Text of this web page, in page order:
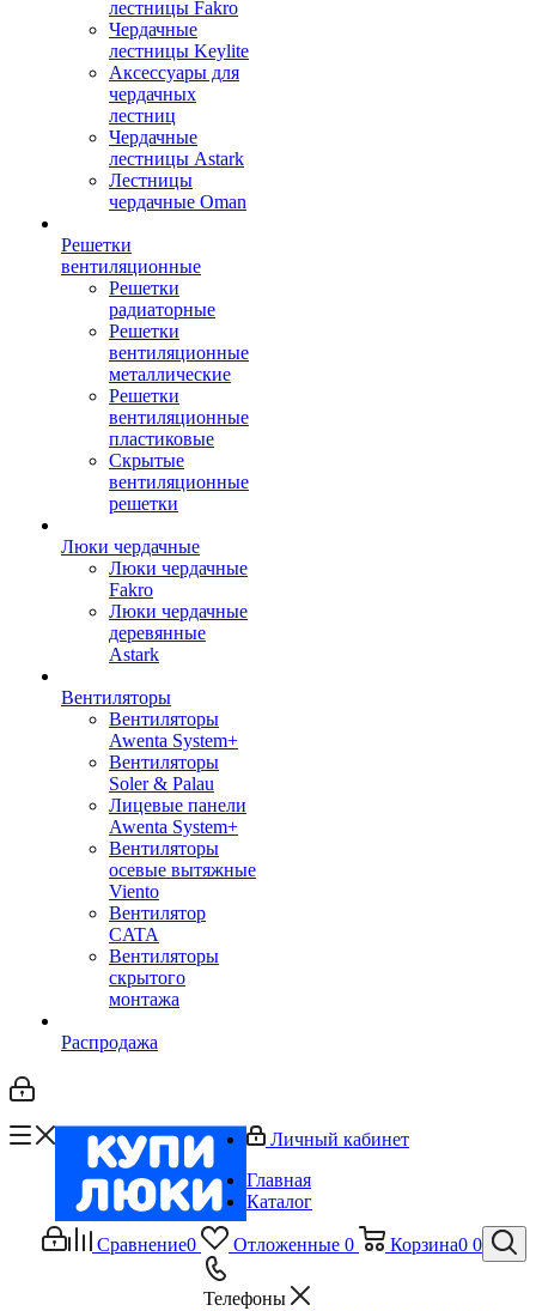
лестницы Fakro
Чердачные
лестницы Keylite
Аксессуары для
чердачных
лестниц
Чердачные
лестницы Astark
Лестницы
чердачные Oman
Решетки
вентиляционные
Решетки
радиаторные
Решетки
вентиляционные
металлические
Решетки
вентиляционные
пластиковые
Скрытые
вентиляционные
решетки
Люки чердачные
Люки чердачные
Fakro
Люки чердачные
деревянные
Astark
Вентиляторы
Вентиляторы
Awenta System+
Вентиляторы
Soler & Palau
Лицевые панели
Awenta System+
Вентиляторы
осевые вытяжные
Viento
Вентилятор
CATA
Вентиляторы
скрытого
монтажа
Распродажа
Сравнение0 Отложенные 0 Корзина0 0
Телефоны
Личный кабинет
Главная
Каталог